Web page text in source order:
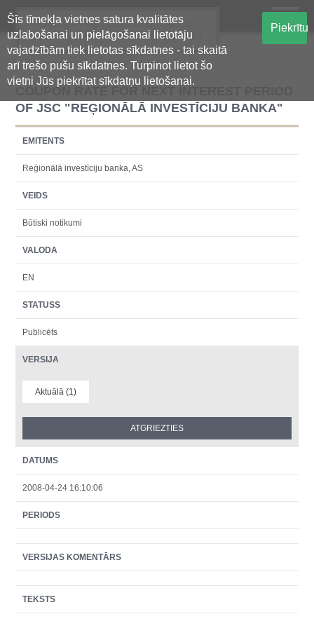
Šīs tīmekļa vietnes satura kvalitātes
uzlabošanai un pielāgošanai lietotāju
vajadzībām tiek lietotas sīkdatnes - tai skaitā
arī trešo pušu sīkdatnes. Turpinot lietot šo
vietni Jūs piekrītat sīkdatņu lietošanai.
Piekrītu
Oficiālā regulētās informācijas
centralizētā glabāšanas sistēma
COUPON RATE FOR NEXT INTEREST PERIOD
OF JSC "REĢIONĀLĀ INVESTĪCIJU BANKA"
EMITENTS
Reģionālā investīciju banka, AS
VEIDS
Būtiski notikumi
VALODA
EN
STATUSS
Publicēts
VERSIJA
Aktuālā (1)
DATUMS
2008-04-24 16:10:06
PERIODS
VERSIJAS KOMENTĀRS
TEKSTS